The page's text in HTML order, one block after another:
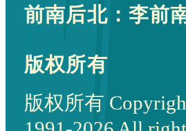
前南后北：李前
版权所有
版权所有